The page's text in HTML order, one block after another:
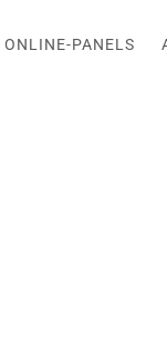
ONLINE-PANELS